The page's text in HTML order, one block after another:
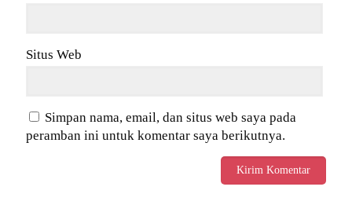
Situs Web
Simpan nama, email, dan situs web saya pada
peramban ini untuk komentar saya berikutnya.